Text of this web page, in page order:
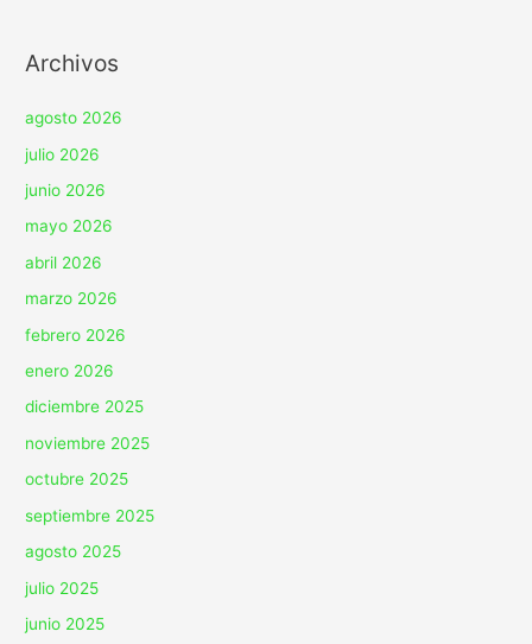
Archivos
agosto 2026
julio 2026
junio 2026
mayo 2026
abril 2026
marzo 2026
febrero 2026
enero 2026
diciembre 2025
noviembre 2025
octubre 2025
septiembre 2025
agosto 2025
julio 2025
junio 2025